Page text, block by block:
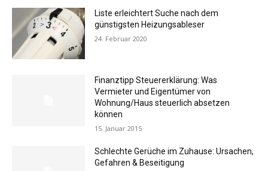
Liste erleichtert Suche nach dem
günstigsten Heizungsableser
24. Februar 2020
Finanztipp Steuererklärung: Was
Vermieter und Eigentümer von
Wohnung/Haus steuerlich absetzen
können
15. Januar 2015
Schlechte Gerüche im Zuhause: Ursachen,
Gefahren & Beseitigung